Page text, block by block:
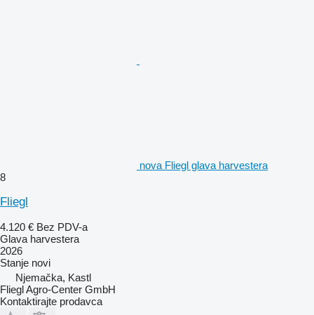
nova Fliegl glava harvestera
8
Fliegl
4.120 € Bez PDV-a
Glava harvestera
2026
Stanje novi
Njemačka, Kastl
Fliegl Agro-Center GmbH
Kontaktirajte prodavca